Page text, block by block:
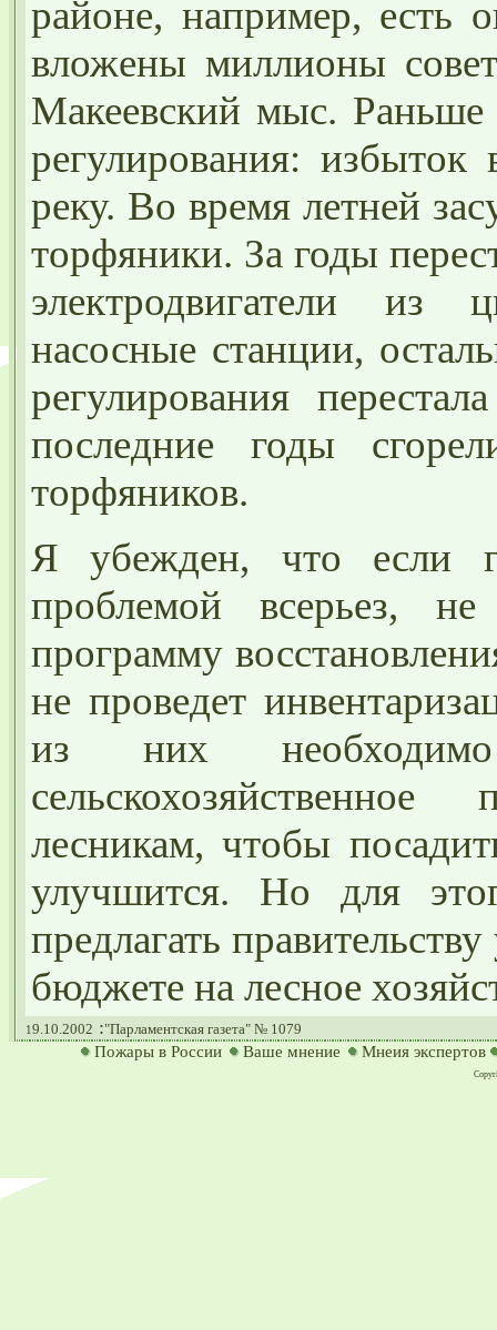
районе, например, есть
вложены миллионы
Макеевский мыс. Раньше
регулирования:
реку. Во время летней
торфяники. За годы
электродвигатели из
насосные станции,
регулирования
последние годы
торфяников.
Я убежден, что если
проблемой всерьез, не
программу
не проведет
из них
лесникам, чтобы
улучшится. Но для
предлагать
бюджете на лесное
19.10.2002 :"Парламентская газета" № 1079
Пожары в России Ваше мнение Мнеия экспертов